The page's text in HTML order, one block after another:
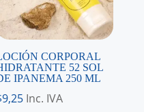
CORPORAL
52 SOL
IPANEMA 250 ML
9,25 Inc. IVA